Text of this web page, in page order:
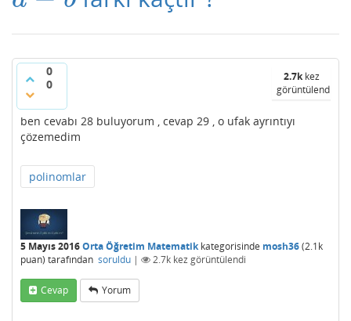
0
0
2.7kkez
görüntülendi
ben cevabı 28 buluyorum , cevap 29 , o ufak ayrıntıyı
çözemedim
polinomlar
5 Mayıs 2016Orta Öğretim Matematikkategorisinde mosh36(2.1k
puan) tarafından soruldu | 2.7k kez görüntülendi
Cevap Yorum